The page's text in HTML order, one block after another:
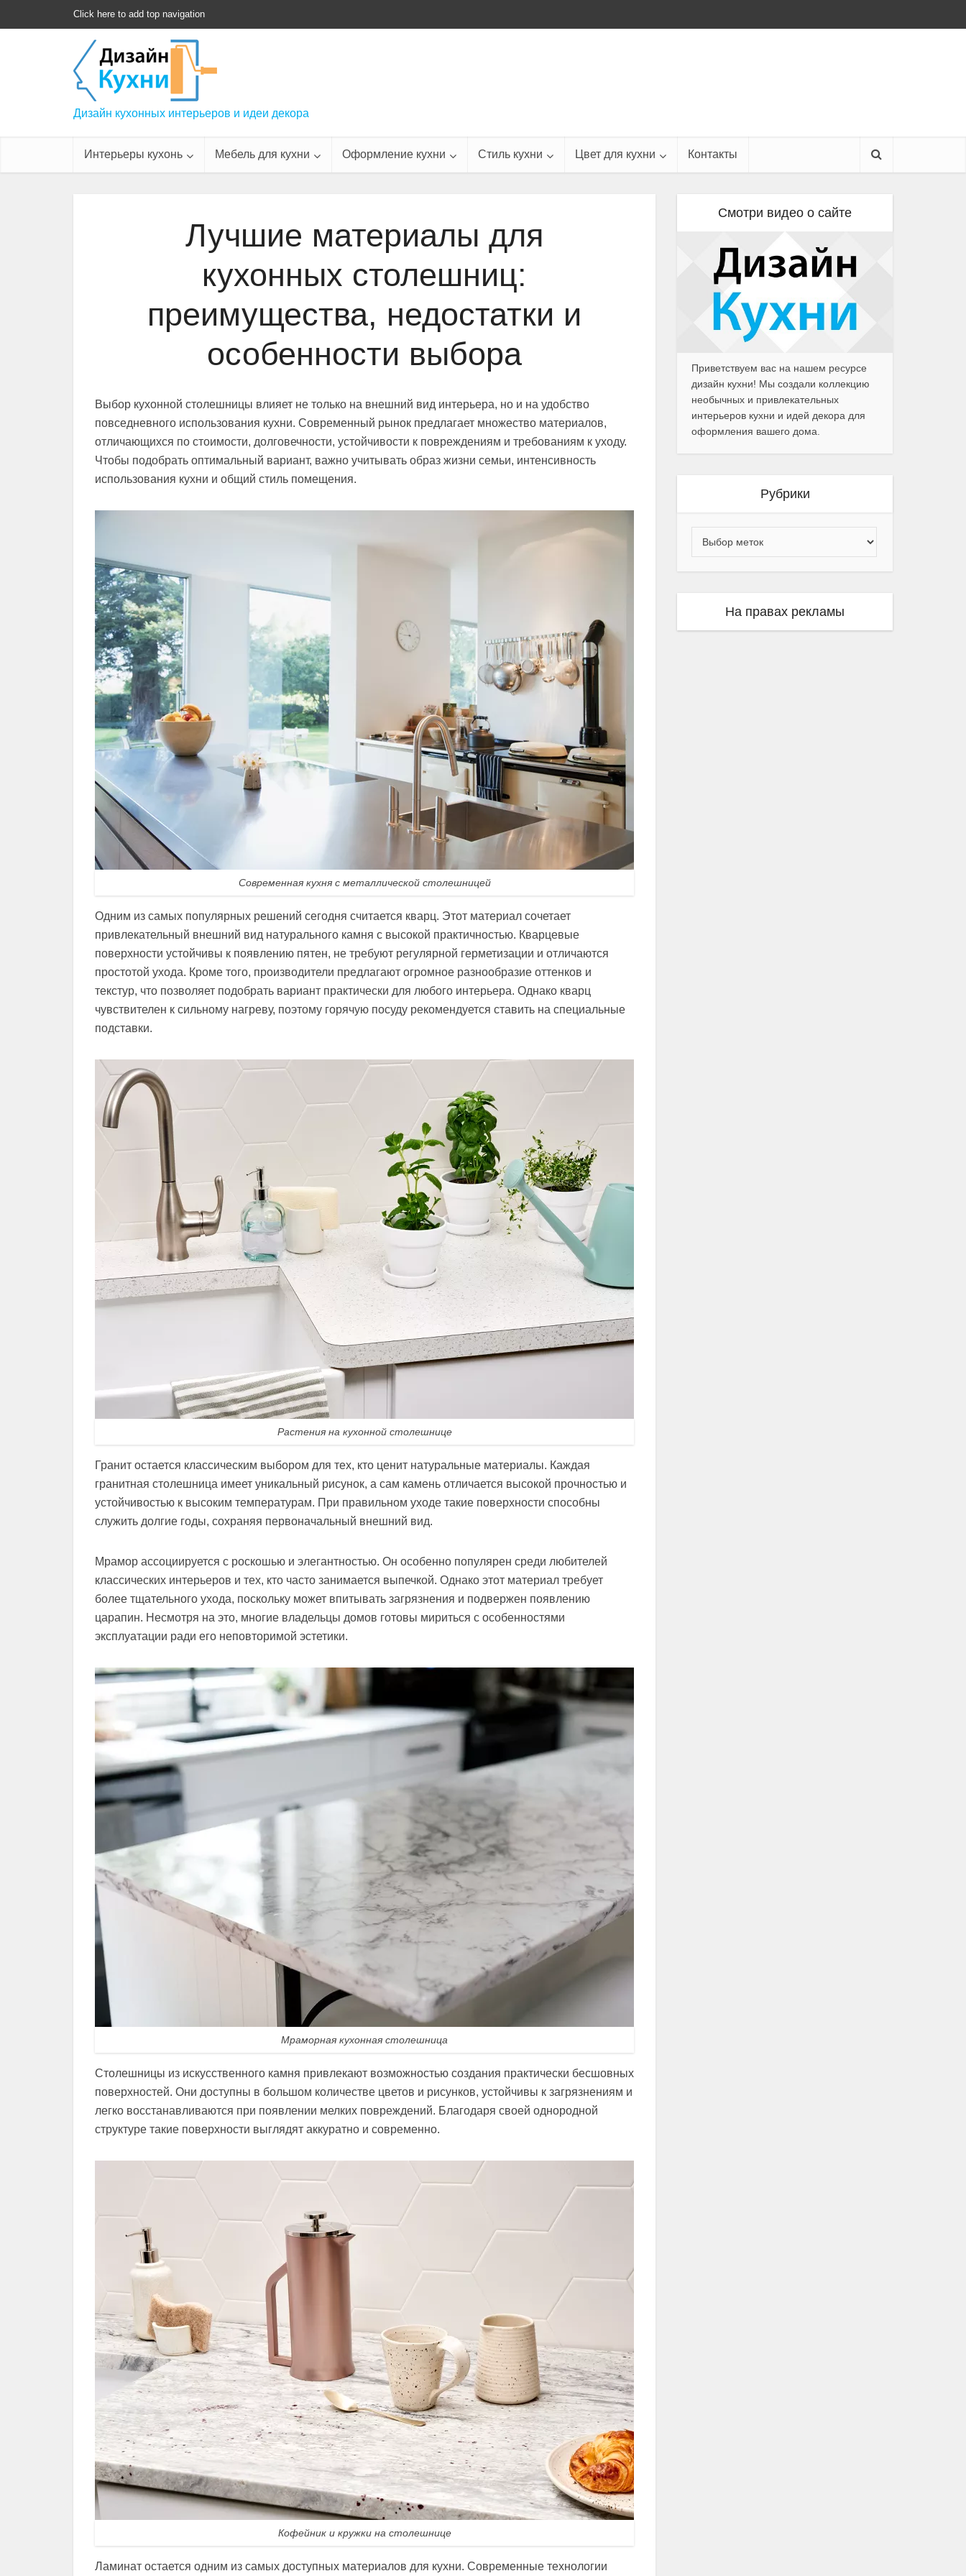
Click here to add top navigation
Дизайн кухонных интерьеров и идеи декора
Интерьеры кухонь Мебель для кухни Оформление кухни Стиль кухни Цвет для кухни Контакты
Лучшие материалы для
кухонных столешниц:
преимущества, недостатки и
особенности выбора
Выбор кухонной столешницы влияет не только на внешний вид интерьера, но и на удобство
повседневного использования кухни. Современный рынок предлагает множество материалов,
отличающихся по стоимости, долговечности, устойчивости к повреждениям и требованиям к уходу.
Чтобы подобрать оптимальный вариант, важно учитывать образ жизни семьи, интенсивность
использования кухни и общий стиль помещения.
Современная кухня с металлической столешницей
Одним из самых популярных решений сегодня считается кварц. Этот материал сочетает
привлекательный внешний вид натурального камня с высокой практичностью. Кварцевые
поверхности устойчивы к появлению пятен, не требуют регулярной герметизации и отличаются
простотой ухода. Кроме того, производители предлагают огромное разнообразие оттенков и
текстур, что позволяет подобрать вариант практически для любого интерьера. Однако кварц
чувствителен к сильному нагреву, поэтому горячую посуду рекомендуется ставить на специальные
подставки.
Растения на кухонной столешнице
Гранит остается классическим выбором для тех, кто ценит натуральные материалы. Каждая
гранитная столешница имеет уникальный рисунок, а сам камень отличается высокой прочностью и
устойчивостью к высоким температурам. При правильном уходе такие поверхности способны
служить долгие годы, сохраняя первоначальный внешний вид.
Мрамор ассоциируется с роскошью и элегантностью. Он особенно популярен среди любителей
классических интерьеров и тех, кто часто занимается выпечкой. Однако этот материал требует
более тщательного ухода, поскольку может впитывать загрязнения и подвержен появлению
царапин. Несмотря на это, многие владельцы домов готовы мириться с особенностями
эксплуатации ради его неповторимой эстетики.
Мраморная кухонная столешница
Столешницы из искусственного камня привлекают возможностью создания практически бесшовных
поверхностей. Они доступны в большом количестве цветов и рисунков, устойчивы к загрязнениям и
легко восстанавливаются при появлении мелких повреждений. Благодаря своей однородной
структуре такие поверхности выглядят аккуратно и современно.
Кофейник и кружки на столешнице
Ламинат остается одним из самых доступных материалов для кухни. Современные технологии
Смотри видео о сайте
Приветствуем вас на нашем ресурсе
дизайн кухни! Мы создали коллекцию
необычных и привлекательных
интерьеров кухни и идей декора для
оформления вашего дома.
Рубрики
На правах рекламы